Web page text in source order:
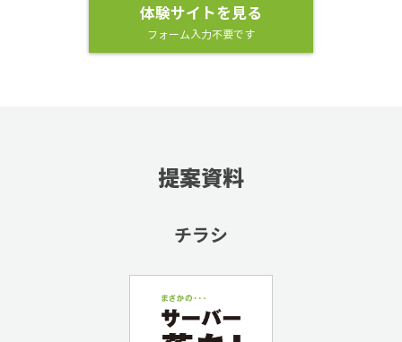
体験サイトを見る
フォーム入力不要です
提案資料
チラシ